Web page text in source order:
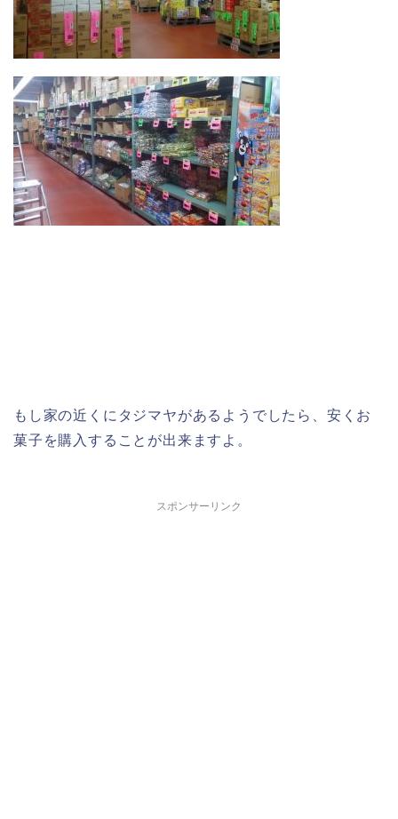
もし家の近くにタジマヤがあるようでしたら、安くお
菓子を購入することが出来ますよ。
スポンサーリンク